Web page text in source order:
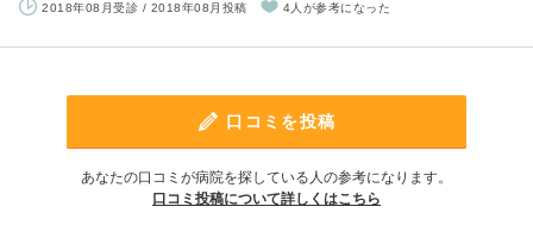
2018年08月受診 / 2018年08月投稿 4人が参考になった
口コミを投稿
あなたの口コミが病院を探している人の参考になります。
口コミ投稿について詳しくはこちら